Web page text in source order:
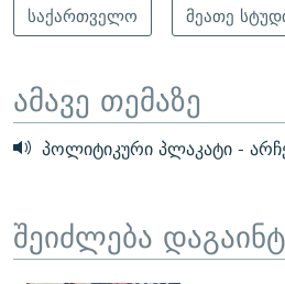
საქართველო
მეათე
ამავე თემაზე
პოლიტიკური პლაკატი -
შეიძლება